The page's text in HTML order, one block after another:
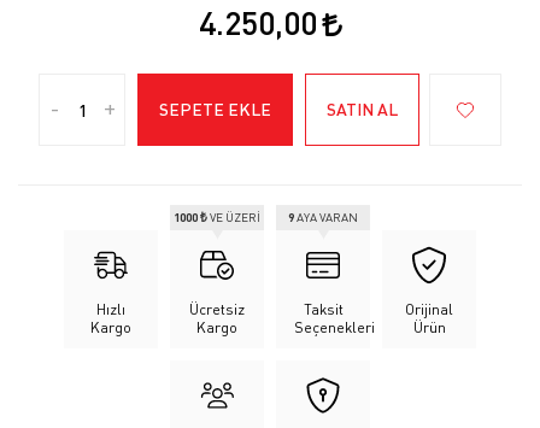
4.250,00
- + SEPETE EKLE SATIN AL
Hızlı
Kargo
Ücretsiz
Kargo
1000 ₺VE ÜZERİ
Taksit
Seçenekleri
9AYA VARAN
Orijinal
Ürün